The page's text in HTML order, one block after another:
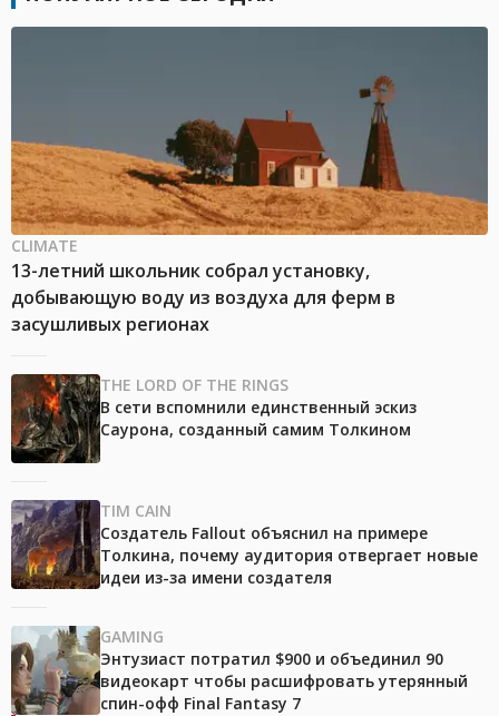
CLIMATE
13-летний школьник собрал установку,
добывающую воду из воздуха для ферм в
засушливых регионах
THE LORD OF THE RINGS
В сети вспомнили единственный эскиз
Саурона, созданный самим Толкином
TIM CAIN
Создатель Fallout объяснил на примере
Толкина, почему аудитория отвергает новые
идеи из-за имени создателя
GAMING
Энтузиаст потратил $900 и объединил 90
видеокарт чтобы расшифровать утерянный
спин-офф Final Fantasy 7